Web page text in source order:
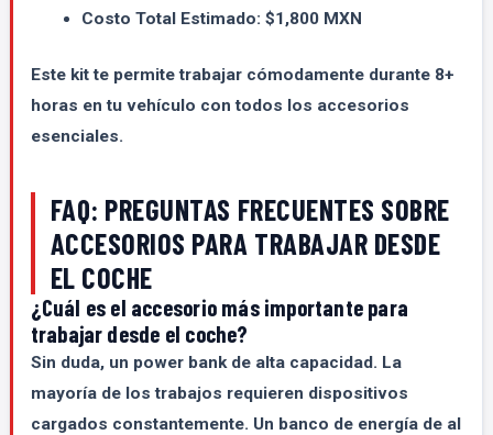
Costo Total Estimado: $1,800 MXN
Este kit te permite trabajar cómodamente durante 8+
horas en tu vehículo con todos los accesorios
esenciales.
FAQ: PREGUNTAS FRECUENTES SOBRE
ACCESORIOS PARA TRABAJAR DESDE
EL COCHE
¿Cuál es el accesorio más importante para
trabajar desde el coche?
Sin duda, un power bank de alta capacidad. La
mayoría de los trabajos requieren dispositivos
cargados constantemente. Un banco de energía de al